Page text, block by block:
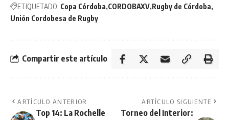
ETIQUETADO: Copa Córdoba CORDOBAXV Rugby de Córdoba
Unión Cordobesa de Rugby
Compartir este artículo
ARTÍCULO ANTERIOR
Top 14: La Rochelle
ARTÍCULO SIGUIENTE
Torneo del Interior: